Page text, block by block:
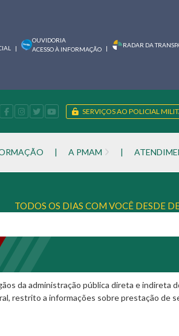
|
OUVIDORIA
ACESSO À INFORMAÇÃO
| RADAR DA
SERVIÇOS AO POLICIAL
| A PMAM |
TODOS OS DIAS COM VOCÊ DESDE
da administração pública direta e indireta
restrito a informações sobre prestação de